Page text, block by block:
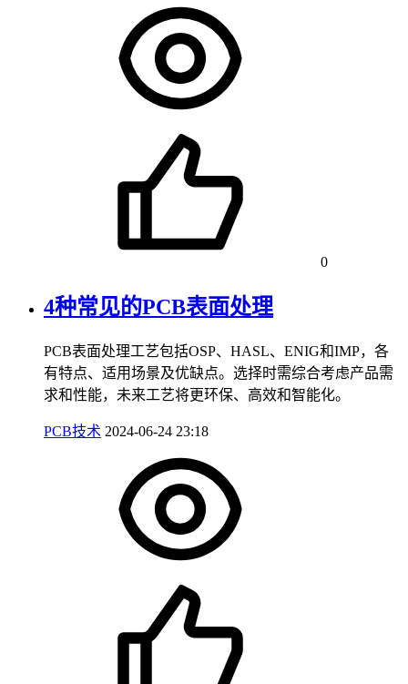
0
4种常见的PCB表面处理
PCB表面处理工艺包括OSP、HASL、ENIG和IMP，各
有特点、适用场景及优缺点。选择时需综合考虑产品需
求和性能，未来工艺将更环保、高效和智能化。
PCB技术 2024-06-24 23:18